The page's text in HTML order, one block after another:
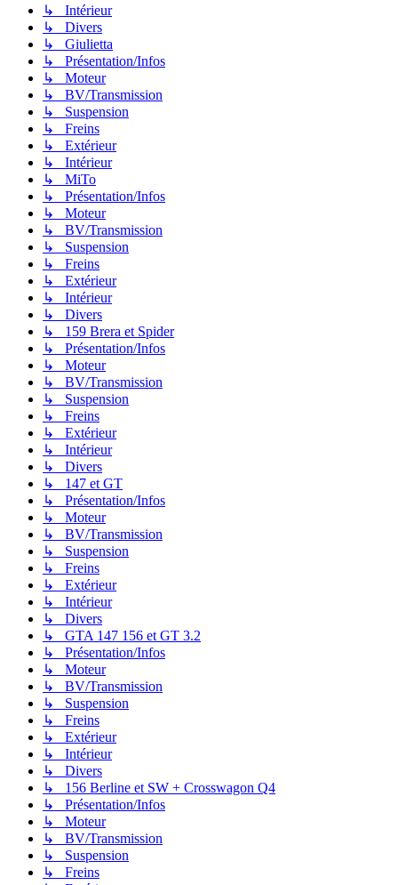
↳ Intérieur
↳ Divers
↳ Giulietta
↳ Présentation/Infos
↳ Moteur
↳ BV/Transmission
↳ Suspension
↳ Freins
↳ Extérieur
↳ Intérieur
↳ MiTo
↳ Présentation/Infos
↳ Moteur
↳ BV/Transmission
↳ Suspension
↳ Freins
↳ Extérieur
↳ Intérieur
↳ Divers
↳ 159 Brera et Spider
↳ Présentation/Infos
↳ Moteur
↳ BV/Transmission
↳ Suspension
↳ Freins
↳ Extérieur
↳ Intérieur
↳ Divers
↳ 147 et GT
↳ Présentation/Infos
↳ Moteur
↳ BV/Transmission
↳ Suspension
↳ Freins
↳ Extérieur
↳ Intérieur
↳ Divers
↳ GTA 147 156 et GT 3.2
↳ Présentation/Infos
↳ Moteur
↳ BV/Transmission
↳ Suspension
↳ Freins
↳ Extérieur
↳ Intérieur
↳ Divers
↳ 156 Berline et SW + Crosswagon Q4
↳ Présentation/Infos
↳ Moteur
↳ BV/Transmission
↳ Suspension
↳ Freins